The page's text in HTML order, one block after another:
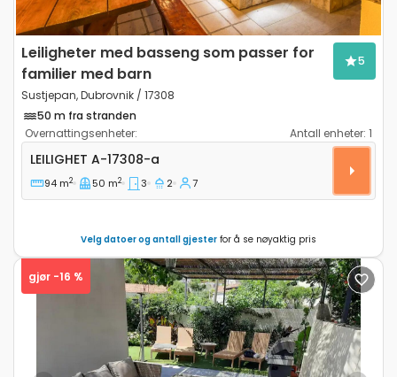
Leiligheter med basseng som passer for
familier med barn
Sustjepan, Dubrovnik / 17308
5
50 m fra stranden
Overnattingsenheter:
Antall enheter: 1
Treroms leilighet Sustjepan, Dubrovnik A-17308-a
LEILIGHET A-17308-a
94 m2 50 m2 3 2 7
Velg datoer og antall gjester for å se nøyaktig pris
gjør -16 %